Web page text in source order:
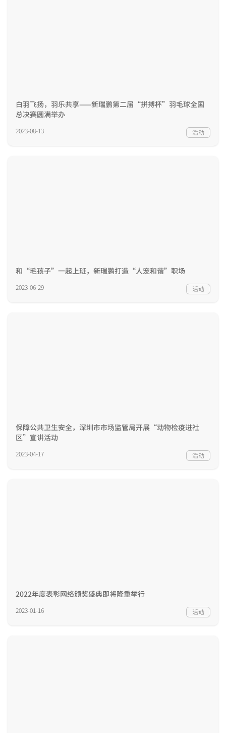
白羽飞扬，羽乐共享——新瑞鹏第二届“拼搏杯”羽毛球全国
总决赛圆满举办
2023-08-13 活动
和“毛孩子”一起上班，新瑞鹏打造“人宠和谐”职场
2023-06-29 活动
保障公共卫生安全，深圳市市场监管局开展“动物检疫进社
区”宣讲活动
2023-04-17 活动
2022年度表彰网络颁奖盛典即将隆重举行
2023-01-16 活动